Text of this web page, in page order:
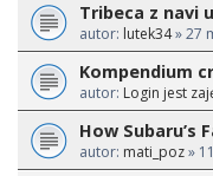
Tribeca z navi
autor: lutek34» 27
Kompendium
autor: Login jest
How Subaru’s
autor: mati_poz»